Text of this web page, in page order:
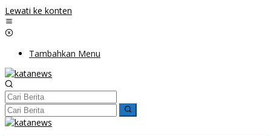
Lewati ke konten
Tambahkan Menu